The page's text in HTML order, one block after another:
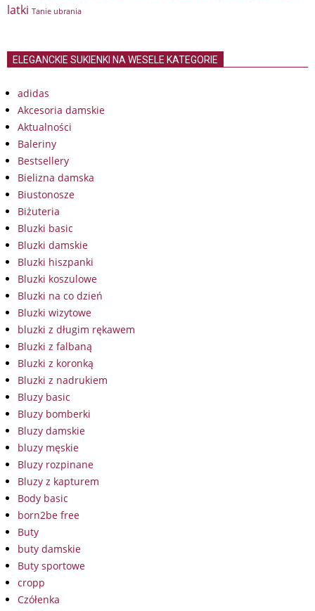
latki Tanie ubrania
ELEGANCKIE SUKIENKI NA WESELE KATEGORIE
adidas
Akcesoria damskie
Aktualności
Baleriny
Bestsellery
Bielizna damska
Biustonosze
Biżuteria
Bluzki basic
Bluzki damskie
Bluzki hiszpanki
Bluzki koszulowe
Bluzki na co dzień
Bluzki wizytowe
bluzki z długim rękawem
Bluzki z falbaną
Bluzki z koronką
Bluzki z nadrukiem
Bluzy basic
Bluzy bomberki
Bluzy damskie
bluzy męskie
Bluzy rozpinane
Bluzy z kapturem
Body basic
born2be free
Buty
buty damskie
Buty sportowe
cropp
Czółenka